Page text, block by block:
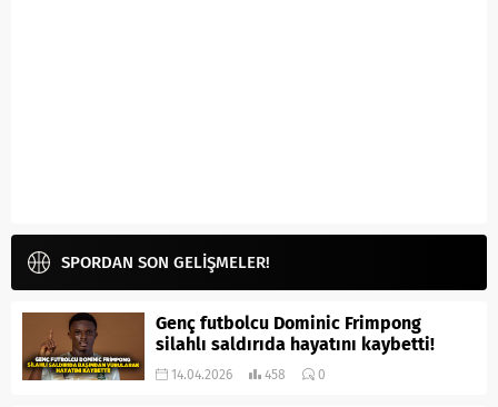
SPORDAN SON GELİŞMELER!
Genç futbolcu Dominic Frimpong
silahlı saldırıda hayatını kaybetti!
14.04.2026 458 0